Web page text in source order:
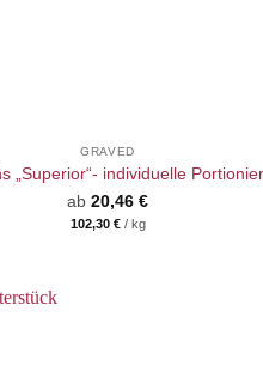
GRAVED
„Superior“- individuelle
ab 20,46 €
102,30 €/ kg